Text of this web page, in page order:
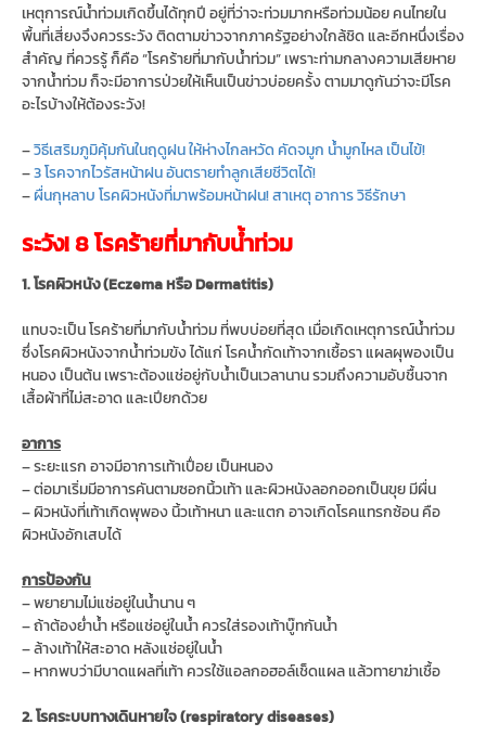
เหตุการณ์น้ำท่วมเกิดขึ้นได้ทุกปี อยู่ที่ว่าจะท่วมมากหรือท่วมน้อย คนไทยใน
พื้นที่เสี่ยงจึงควรระวัง ติดตามข่าวจากภาครัฐอย่างใกล้ชิด และอีกหนึ่งเรื่อง
สำคัญ ที่ควรรู้ ก็คือ “โรคร้ายที่มากับน้ำท่วม” เพราะท่ามกลางความเสียหาย
จากน้ำท่วม ก็จะมีอาการป่วยให้เห็นเป็นข่าวบ่อยครั้ง ตามมาดูกันว่าจะมีโรค
อะไรบ้างให้ต้องระวัง!
–วิธีเสริมภูมิคุ้มกันในฤดูฝน ให้ห่างไกลหวัด คัดจมูก น้ำมูกไหล เป็นไข้!
–3 โรคจากไวรัสหน้าฝน อันตรายทำลูกเสียชีวิตได้!
–ผื่นกุหลาบ โรคผิวหนังที่มาพร้อมหน้าฝน! สาเหตุ อาการ วิธีรักษา
ระวัง! 8 โรคร้ายที่มากับน้ำท่วม
1. โรคผิวหนัง (Eczema หรือ Dermatitis)
แทบจะเป็น โรคร้ายที่มากับน้ำท่วม ที่พบบ่อยที่สุด เมื่อเกิดเหตุการณ์น้ำท่วม
ซึ่งโรคผิวหนังจากน้ำท่วมขัง ได้แก่ โรคน้ำกัดเท้าจากเชื้อรา แผลผุพองเป็น
หนอง เป็นต้น เพราะต้องแช่อยู่กับน้ำเป็นเวลานาน รวมถึงความอับชื้นจาก
เสื้อผ้าที่ไม่สะอาด และเปียกด้วย
อาการ
– ระยะแรก อาจมีอาการเท้าเปื่อย เป็นหนอง
– ต่อมาเริ่มมีอาการคันตามซอกนิ้วเท้า และผิวหนังลอกออกเป็นขุย มีผื่น
– ผิวหนังที่เท้าเกิดพุพอง นิ้วเท้าหนา และแตก อาจเกิดโรคแทรกซ้อน คือ
ผิวหนังอักเสบได้
การป้องกัน
– พยายามไม่แช่อยู่ในน้ำนาน ๆ
– ถ้าต้องย่ำน้ำ หรือแช่อยู่ในน้ำ ควรใส่รองเท้าบู๊ทกันน้ำ
– ล้างเท้าให้สะอาด หลังแช่อยู่ในน้ำ
– หากพบว่ามีบาดแผลที่เท้า ควรใช้แอลกอฮอล์เช็ดแผล แล้วทายาฆ่าเชื้อ
2. โรคระบบทางเดินหายใจ (respiratory diseases)